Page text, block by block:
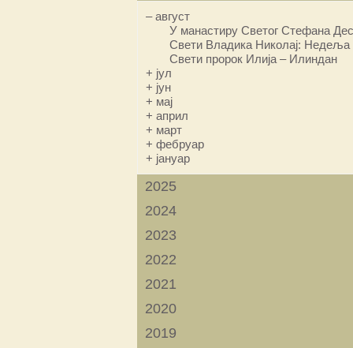
–август
У манастиру Светог Стефана
Свети Владика Николај: Недеља
Свети пророк Илија – Илиндан
+ јул
+ јун
+ мај
+ април
+ март
+ фебруар
+ јануар
2025
2024
2023
2022
2021
2020
2019